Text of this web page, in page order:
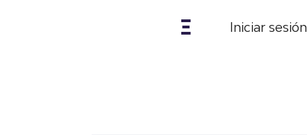
𝝣 Iniciar sesión